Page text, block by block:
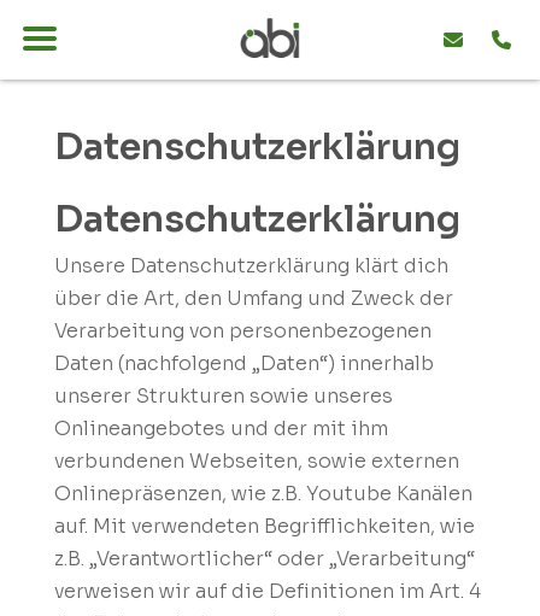
Datenschutzerklärung
Datenschutzerklärung
Unsere Datenschutzerklärung klärt dich
über die Art, den Umfang und Zweck der
Verarbeitung von personenbezogenen
Daten (nachfolgend „Daten“) innerhalb
unserer Strukturen sowie unseres
Onlineangebotes und der mit ihm
verbundenen Webseiten, sowie externen
Onlinepräsenzen, wie z.B. Youtube Kanälen
auf. Mit verwendeten Begrifflichkeiten, wie
z.B. „Verantwortlicher“ oder „Verarbeitung“
verweisen wir auf die Definitionen im Art. 4